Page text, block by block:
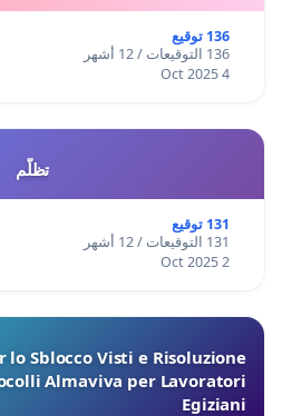
136 توقيع
136 التوقيعات / 12 أشهر
4 Oct 2025
تظلّم
131 توقيع
131 التوقيعات / 12 أشهر
2 Oct 2025
Sblocco Visti e Risoluzione
Almaviva per Lavoratori
Egiziani